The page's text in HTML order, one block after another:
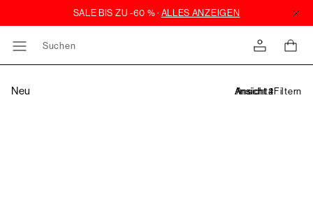
Suchen
Neu Filtern